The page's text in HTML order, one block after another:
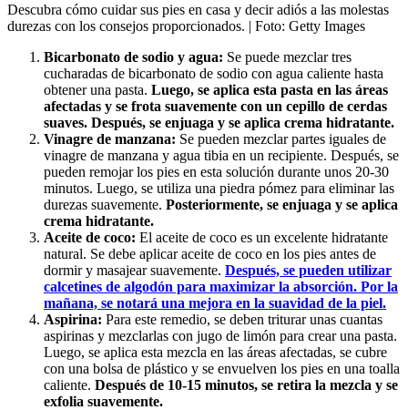
Descubra cómo cuidar sus pies en casa y decir adiós a las molestas
durezas con los consejos proporcionados. | Foto: Getty Images
Bicarbonato de sodio y agua: Se puede mezclar tres
cucharadas de bicarbonato de sodio con agua caliente hasta
obtener una pasta. Luego, se aplica esta pasta en las áreas
afectadas y se frota suavemente con un cepillo de cerdas
suaves. Después, se enjuaga y se aplica crema hidratante.
Vinagre de manzana: Se pueden mezclar partes iguales de
vinagre de manzana y agua tibia en un recipiente. Después, se
pueden remojar los pies en esta solución durante unos 20-30
minutos. Luego, se utiliza una piedra pómez para eliminar las
durezas suavemente. Posteriormente, se enjuaga y se aplica
crema hidratante.
Aceite de coco: El aceite de coco es un excelente hidratante
natural. Se debe aplicar aceite de coco en los pies antes de
dormir y masajear suavemente. Después, se pueden utilizar
calcetines de algodón para maximizar la absorción. Por la
mañana, se notará una mejora en la suavidad de la piel.
Aspirina: Para este remedio, se deben triturar unas cuantas
aspirinas y mezclarlas con jugo de limón para crear una pasta.
Luego, se aplica esta mezcla en las áreas afectadas, se cubre
con una bolsa de plástico y se envuelven los pies en una toalla
caliente. Después de 10-15 minutos, se retira la mezcla y se
exfolia suavemente.